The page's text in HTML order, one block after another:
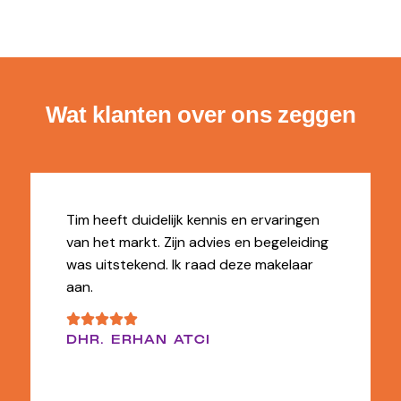
Wat klanten over ons zeggen
Tim heeft duidelijk kennis en ervaringen
van het markt. Zijn advies en begeleiding
was uitstekend. Ik raad deze makelaar
aan.
DHR. ERHAN ATCI